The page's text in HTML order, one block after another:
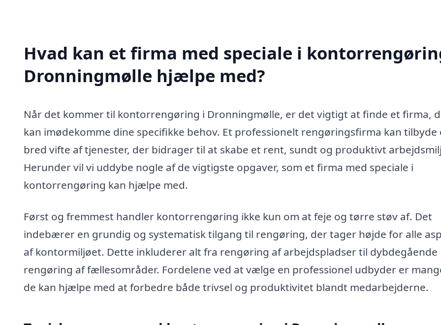
Hvad kan et firma med speciale i
Dronningmølle hjælpe med?
Når det kommer til kontorrengøring i Dronningmølle, er det vigtigt at finde et firma,
kan imødekomme dine specifikke behov. Et professionelt rengøringsfirma kan tilbyde
bred vifte af tjenester, der bidrager til at skabe et rent, sundt og produktivt
Herunder vil vi uddybe nogle af de vigtigste opgaver, som et firma med speciale i
kontorrengøring kan hjælpe med.
Først og fremmest handler kontorrengøring ikke kun om at feje og tørre støv af. Det
indebærer en grundig og systematisk tilgang til rengøring, der tager højde for alle
af kontormiljøet. Dette inkluderer alt fra rengøring af arbejdspladser til dybdegående
rengøring af fællesområder. Fordelene ved at vælge en professionel udbyder er
de kan hjælpe med at forbedre både trivsel og produktivitet blandt medarbejderne.